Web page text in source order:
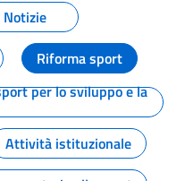
Notizie
Riforma sport
per lo sviluppo e la
Attività istituzionale